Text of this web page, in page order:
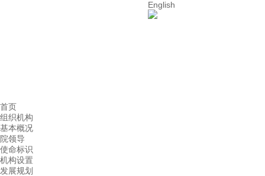
English
首页
组织机构
基本概况
院领导
使命标识
机构设置
发展规划